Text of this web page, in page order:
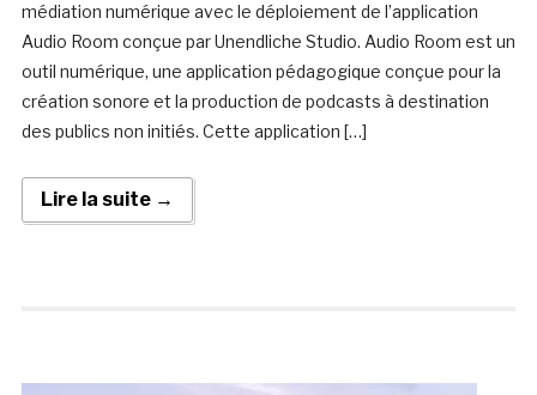
médiation numérique avec le déploiement de l’application
Audio Room conçue par Unendliche Studio. Audio Room est un
outil numérique, une application pédagogique conçue pour la
création sonore et la production de podcasts à destination
des publics non initiés. Cette application […]
Lire la suite →